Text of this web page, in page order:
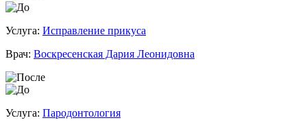
Услуга: Исправление прикуса
Врач: Воскресенская Дария Леонидовна
Услуга: Пародонтология